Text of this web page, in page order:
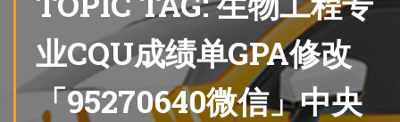
业CQU成绩单GPA修改
「95270640微信」中央